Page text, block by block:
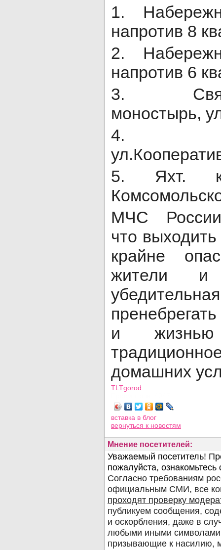
1.
напротив 8
2.
напротив 6
3. Свято-
моностырь,
4.
5. Яхт.
МЧС России
что
крайне
жители и
и
домашних
TLTgorod
вставка в блог
вернуться к новостям
Мнение посетителей: